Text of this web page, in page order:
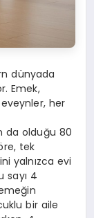
dünyada
Emek,
her
da olduğu 80
tek
yalnızca evi
sayı 4
bir aile